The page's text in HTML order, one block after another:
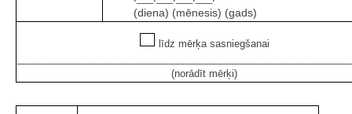
(diena) (mēnesis) (gads)
līdz mērķa sasniegšanai
(norādīt mērķi)